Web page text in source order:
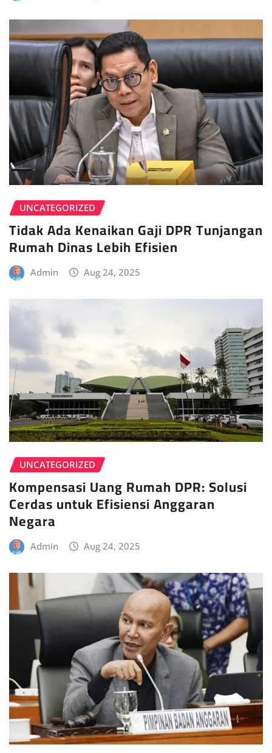
UNCATEGORIZED
Tidak Ada Kenaikan Gaji DPR Tunjangan
Rumah Dinas Lebih Efisien
Admin Aug 24, 2025
UNCATEGORIZED
Kompensasi Uang Rumah DPR: Solusi
Cerdas untuk Efisiensi Anggaran
Negara
Admin Aug 24, 2025